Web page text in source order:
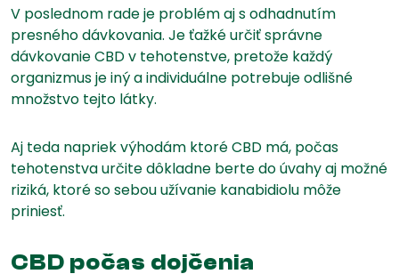
V poslednom rade je problém aj s odhadnutím
presného dávkovania. Je ťažké určiť správne
dávkovanie CBD v tehotenstve, pretože každý
organizmus je iný a individuálne potrebuje odlišné
množstvo tejto látky.
Aj teda napriek výhodám ktoré CBD má, počas
tehotenstva určite dôkladne berte do úvahy aj možné
riziká, ktoré so sebou užívanie kanabidiolu môže
priniesť.
CBD počas dojčenia